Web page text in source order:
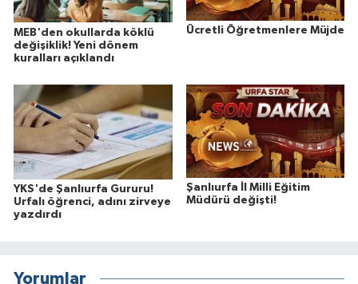
MEB'den okullarda köklü
değişiklik! Yeni dönem
kuralları açıklandı
Ücretli Öğretmenlere Müjde
YKS'de Şanlıurfa Gururu!
Urfalı öğrenci, adını zirveye
yazdırdı
Şanlıurfa İl Milli Eğitim
Müdürü değişti!
Yorumlar